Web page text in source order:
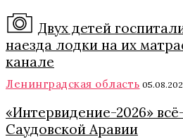
Двух детей
наезда лодки на их
канале
Ленинградская область
«Интервидение-2026»
Саудовской Аравии